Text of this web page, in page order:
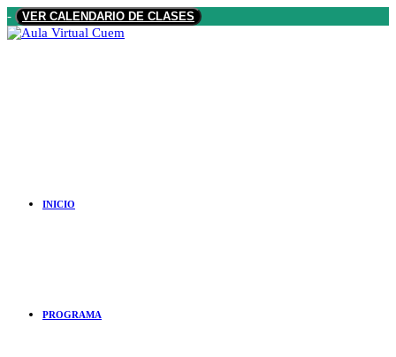
Saltar
al
contenido
- VER CALENDARIO DE CLASES
INICIO
PROGRAMA